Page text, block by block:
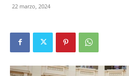
22 marzo, 2024